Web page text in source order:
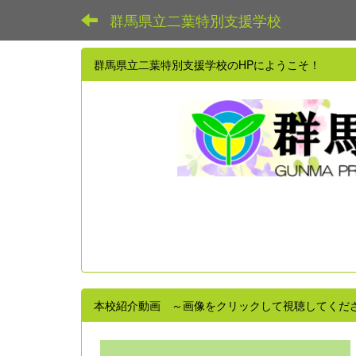
群馬県立二葉特別支援学校
群馬県立二葉特別支援学校のHPにようこそ！
本校紹介動画 ～画像をクリックして視聴してくだ